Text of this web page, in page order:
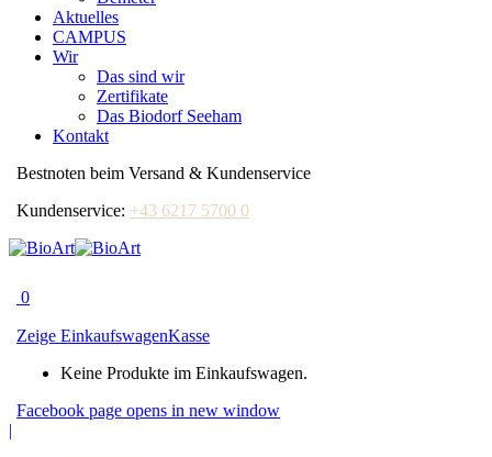
Aktuelles
CAMPUS
Wir
Das sind wir
Zertifikate
Das Biodorf Seeham
Kontakt
Bestnoten beim Versand & Kundenservice
Kundenservice: +43 6217 5700 0
0
Zeige EinkaufswagenKasse
Keine Produkte im Einkaufswagen.
Facebook page opens in new window
|